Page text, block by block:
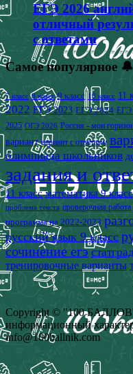
ЕГЭ 2026
отличный
с ответами
Самое популярное 🔔
7 класс 8 класс 9 класс 10 класс 11
2022 ЕГЭ 2023 ЕГЭ 2024 ЕГЭ
2025 ОГЭ 2026 Россия - мои
вариант вариант с ответами
олимпиада школьников
задания и
11 класс математика 9 класс
проблема текста проверочная работа
программа на 2022-2023
русский язык 9 класс
сочинение егэ
тренировочные варианты
Copyright © "100 БАЛЛОВ"
информационный
info@100ballnik.com